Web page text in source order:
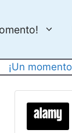
¡Un